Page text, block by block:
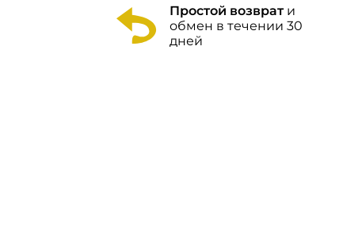
Простой возврати
обмен в течении 30
дней